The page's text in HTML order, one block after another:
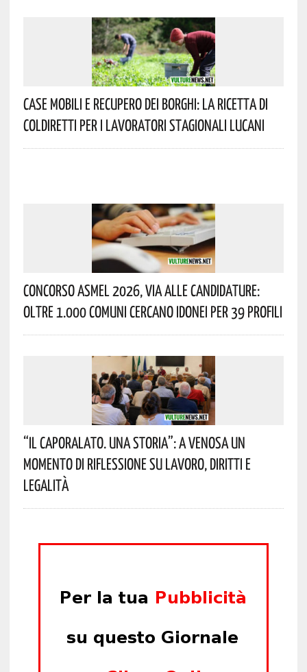
Case Mobili E Recupero Dei Borghi: La Ricetta Di
Coldiretti Per I Lavoratori Stagionali Lucani
Concorso Asmel 2026, Via Alle Candidature:
Oltre 1.000 Comuni Cercano Idonei Per 39 Profili
“Il Caporalato. Una Storia”: A Venosa Un
Momento Di Riflessione Su Lavoro, Diritti E
Legalità